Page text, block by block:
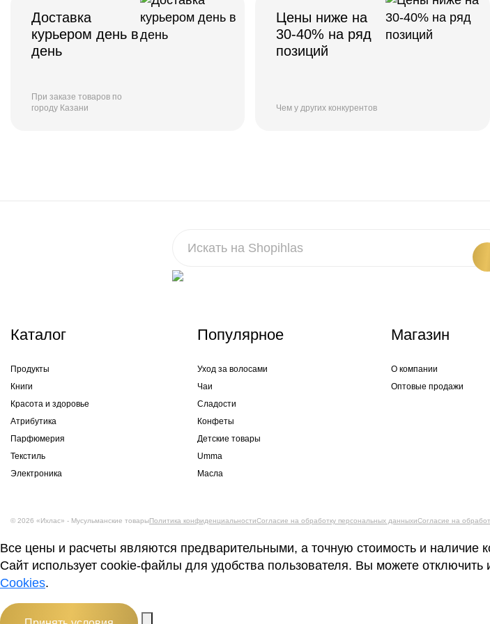
Доставка
курьером день в
день
При заказе товаров по
городу Казани
Цены ниже на
30-40% на ряд
позиций
Чем у других конкурентов
Каталог
Продукты
Книги
Красота и здоровье
Атрибутика
Парфюмерия
Текстиль
Электроника
Популярное
Уход за волосами
Чаи
Сладости
Конфеты
Детские товары
Umma
Масла
Магазин
О компании
Оптовые продажи
© 2026 «Ихлас» - Мусульманские товарыПолитика конфиденциальностиСогласие на обработку персональных данныхиСогласие на
Все цены и расчеты являются предварительными, а точную стоимость и наличие
Сайт использует cookie-файлы для удобства пользователя. Вы можете
Cookies.